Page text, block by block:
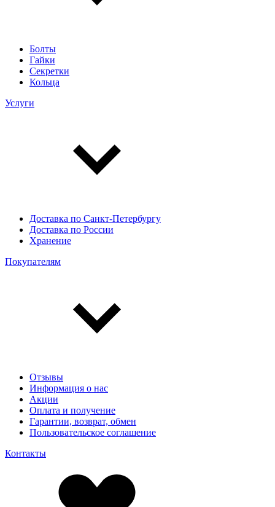
Болты
Гайки
Секретки
Кольца
Услуги
Доставка по Санкт-Петербургу
Доставка по России
Хранение
Покупателям
Отзывы
Информация о нас
Акции
Оплата и получение
Гарантии, возврат, обмен
Пользовательское соглашение
Контакты